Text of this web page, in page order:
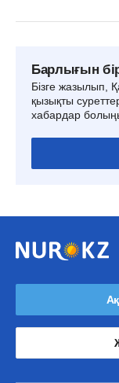
Барлығын
Бізге жазылып,
қызықты
хабардар